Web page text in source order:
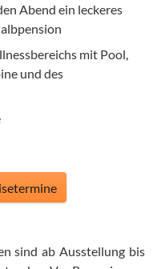
Abend ein leckeres
mit Pool,
und des
sind ab Ausstellung bis